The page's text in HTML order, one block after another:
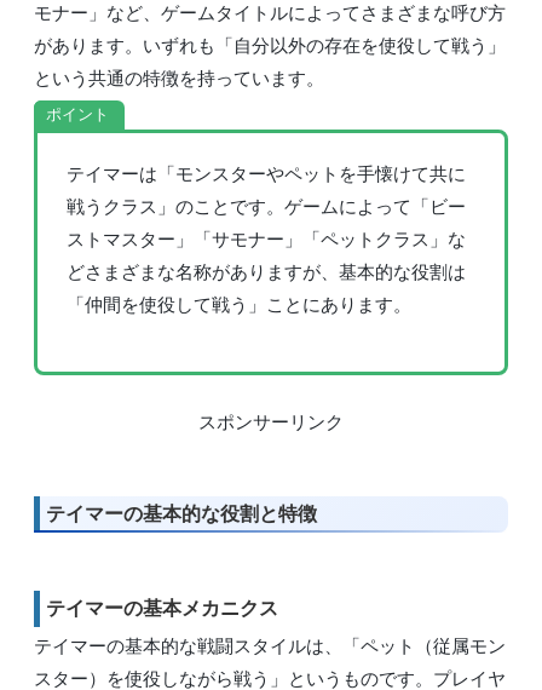
モナー」など、ゲームタイトルによってさまざまな呼び方
があります。いずれも「自分以外の存在を使役して戦う」
という共通の特徴を持っています。
ポイント
テイマーは「モンスターやペットを手懐けて共に
戦うクラス」のことです。ゲームによって「ビー
ストマスター」「サモナー」「ペットクラス」な
どさまざまな名称がありますが、基本的な役割は
「仲間を使役して戦う」ことにあります。
スポンサーリンク
テイマーの基本的な役割と特徴
テイマーの基本メカニクス
テイマーの基本的な戦闘スタイルは、「ペット（従属モン
スター）を使役しながら戦う」というものです。プレイヤ